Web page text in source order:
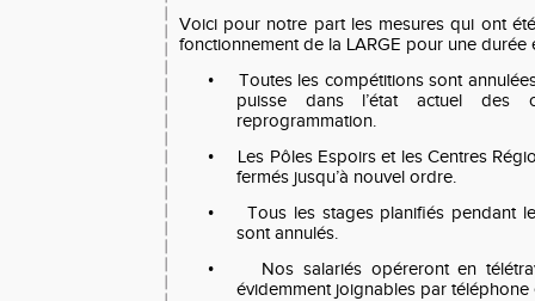
Voici pour notre part les mesures qui ont
fonctionnement de la LARGE pour une durée
•
Toutes les compétitions sont
puisse dans l’état actuel des
reprogrammation.
•
Les Pôles Espoirs et les Centres
fermés jusqu’à nouvel ordre.
•
Tous les stages planifiés pendant
sont annulés.
•
Nos salariés opéreront en
évidemment joignables par téléphone